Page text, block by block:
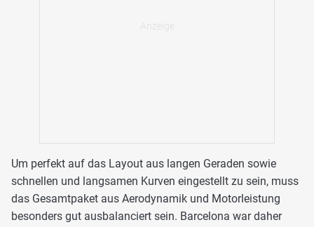
Um perfekt auf das Layout aus langen Geraden sowie
schnellen und langsamen Kurven eingestellt zu sein, muss
das Gesamtpaket aus Aerodynamik und Motorleistung
besonders gut ausbalanciert sein. Barcelona war daher